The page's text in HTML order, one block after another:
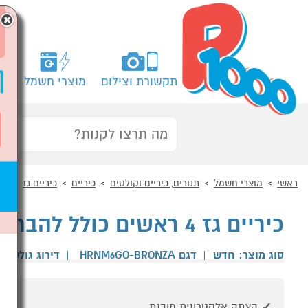
תקשורת וצילום מוצרי חשמל
ראשי מוצרי חשמל תנורים, כיריים וקולטים כיריים כיריים גז
כיריים גז 4 ראשים כולל להבת טורבו דגם LOFRA HRNM6G
סוג מוצר: חדש | דגם HRNM6GO-BRONZA | דירוג גולשים
×